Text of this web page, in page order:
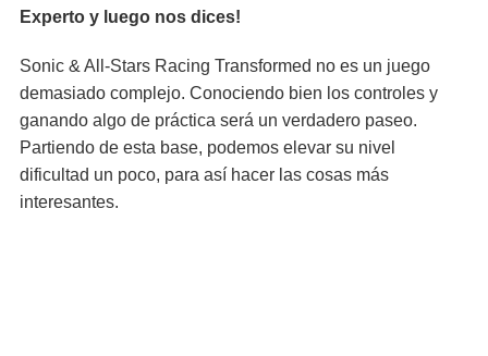
Experto y luego nos dices!
Sonic & All-Stars Racing Transformed no es un juego
demasiado complejo. Conociendo bien los controles y
ganando algo de práctica será un verdadero paseo.
Partiendo de esta base, podemos elevar su nivel
dificultad un poco, para así hacer las cosas más
interesantes.